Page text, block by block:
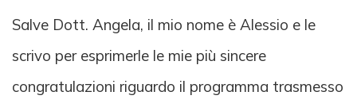
Salve Dott. Angela, il mio nome è Alessio e le
scrivo per esprimerle le mie più sincere
congratulazioni riguardo il programma trasmesso